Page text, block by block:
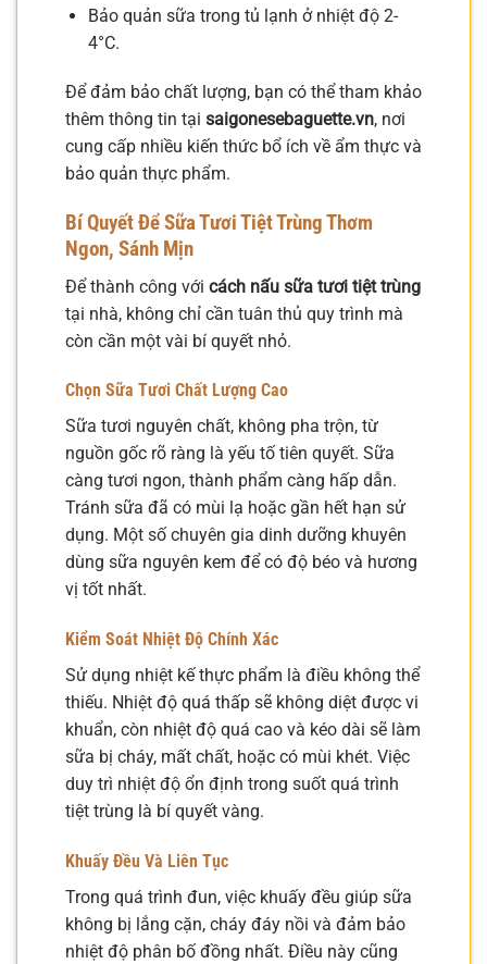
Bảo quản sữa trong tủ lạnh ở nhiệt độ 2-
4°C.
Để đảm bảo chất lượng, bạn có thể tham khảo
thêm thông tin tại saigonesebaguette.vn, nơi
cung cấp nhiều kiến thức bổ ích về ẩm thực và
bảo quản thực phẩm.
Bí Quyết Để Sữa Tươi Tiệt Trùng Thơm
Ngon, Sánh Mịn
Để thành công với cách nấu sữa tươi tiệt trùng
tại nhà, không chỉ cần tuân thủ quy trình mà
còn cần một vài bí quyết nhỏ.
Chọn Sữa Tươi Chất Lượng Cao
Sữa tươi nguyên chất, không pha trộn, từ
nguồn gốc rõ ràng là yếu tố tiên quyết. Sữa
càng tươi ngon, thành phẩm càng hấp dẫn.
Tránh sữa đã có mùi lạ hoặc gần hết hạn sử
dụng. Một số chuyên gia dinh dưỡng khuyên
dùng sữa nguyên kem để có độ béo và hương
vị tốt nhất.
Kiểm Soát Nhiệt Độ Chính Xác
Sử dụng nhiệt kế thực phẩm là điều không thể
thiếu. Nhiệt độ quá thấp sẽ không diệt được vi
khuẩn, còn nhiệt độ quá cao và kéo dài sẽ làm
sữa bị cháy, mất chất, hoặc có mùi khét. Việc
duy trì nhiệt độ ổn định trong suốt quá trình
tiệt trùng là bí quyết vàng.
Khuấy Đều Và Liên Tục
Trong quá trình đun, việc khuấy đều giúp sữa
không bị lắng cặn, cháy đáy nồi và đảm bảo
nhiệt độ phân bố đồng nhất. Điều này cũng